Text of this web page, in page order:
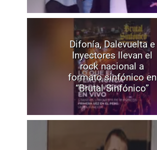
Difonía, Dalevuelta e
Inyectores llevan el
rock nacional a
formato sinfónico en
“Brutal Sinfónico”